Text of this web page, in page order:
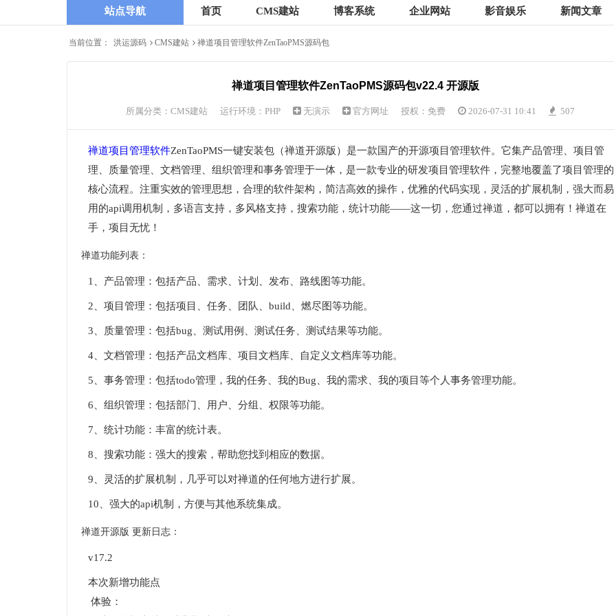
站点导航 首页 CMS建站 博客系统 企业网站 影音娱乐 新闻文章
当前位置： 洪运源码 CMS建站 禅道项目管理软件ZenTaoPMS源码包
禅道项目管理软件ZenTaoPMS源码包v22.4 开源版
所属分类： CMS建站 运行环境：PHP 无演示 官方网址 授权：免费 2026-07-31 10:41 507
禅道项目管理软件ZenTaoPMS一键安装包（禅道开源版）是一款国产的开源项目管理软件。它集产品管理、项目管
理、质量管理、文档管理、组织管理和事务管理于一体，是一款专业的研发项目管理软件，完整地覆盖了项目管理的
核心流程。注重实效的管理思想，合理的软件架构，简洁高效的操作，优雅的代码实现，灵活的扩展机制，强大而易
用的api调用机制，多语言支持，多风格支持，搜索功能，统计功能——这一切，您通过禅道，都可以拥有！禅道在
手，项目无忧！
禅道功能列表：
1、产品管理：包括产品、需求、计划、发布、路线图等功能。
2、项目管理：包括项目、任务、团队、build、燃尽图等功能。
3、质量管理：包括bug、测试用例、测试任务、测试结果等功能。
4、文档管理：包括产品文档库、项目文档库、自定义文档库等功能。
5、事务管理：包括todo管理，我的任务、我的Bug、我的需求、我的项目等个人事务管理功能。
6、组织管理：包括部门、用户、分组、权限等功能。
7、统计功能：丰富的统计表。
8、搜索功能：强大的搜索，帮助您找到相应的数据。
9、灵活的扩展机制，几乎可以对禅道的任何地方进行扩展。
10、强大的api机制，方便与其他系统集成。
禅道开源版 更新日志：
v17.2
本次新增功能点
体验：